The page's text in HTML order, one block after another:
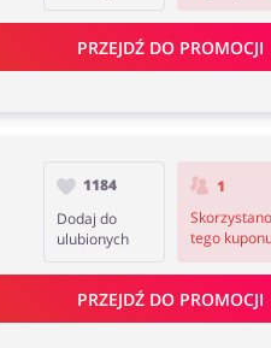
PRZEJDŹ DO PROMOCJI
1184
Dodaj do
ulubionych
1
tego
PRZEJDŹ DO PROMOCJI